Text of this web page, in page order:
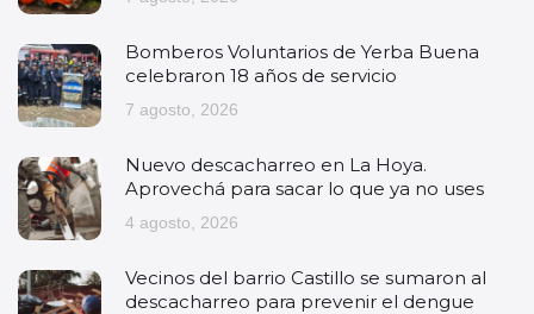
Bomberos Voluntarios de Yerba Buena
celebraron 18 años de servicio
7 agosto, 2026
Nuevo descacharreo en La Hoya.
Aprovechá para sacar lo que ya no uses
4 agosto, 2026
Vecinos del barrio Castillo se sumaron al
descacharreo para prevenir el dengue